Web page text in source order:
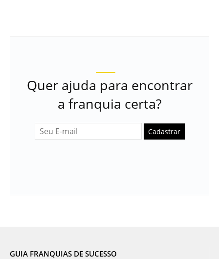
Quer ajuda para encontrar
a franquia certa?
Cadastrar
GUIA FRANQUIAS DE SUCESSO